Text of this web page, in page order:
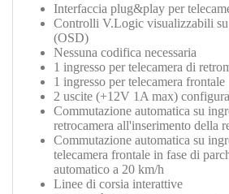
Interfaccia plug&play per
Controlli V.Logic visualizzabili
(OSD)
Nessuna codifica necessaria
1 ingresso per telecamera di
1 ingresso per telecamera frontale
2 uscite (+12V 1A max)
Commutazione automatica su
retrocamera all'inserimento della
Commutazione automatica su
telecamera frontale in fase di
automatico a 20 km/h
Linee di corsia interattive